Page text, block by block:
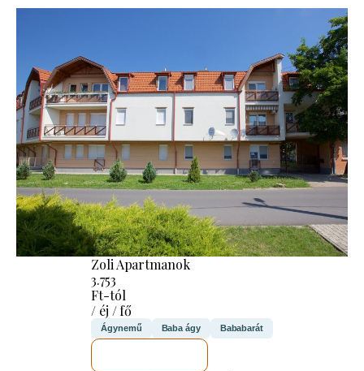
Zoli Apartmanok
3.753
Ft-tól
/ éj / fő
Ágynemű Baba ágy Bababarát